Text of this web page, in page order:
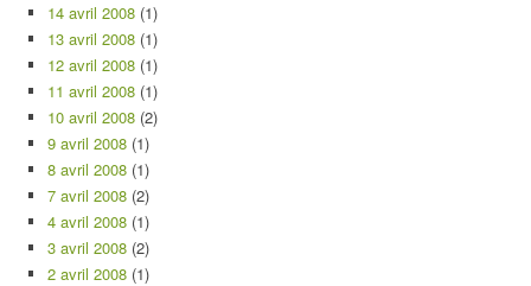
14 avril 2008 (1)
13 avril 2008 (1)
12 avril 2008 (1)
11 avril 2008 (1)
10 avril 2008 (2)
9 avril 2008 (1)
8 avril 2008 (1)
7 avril 2008 (2)
4 avril 2008 (1)
3 avril 2008 (2)
2 avril 2008 (1)